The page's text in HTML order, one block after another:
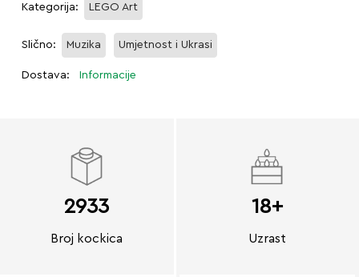
Kategorija: LEGO Art
Slično: Muzika Umjetnost i Ukrasi
Dostava: Informacije
2933
Broj kockica
18+
Uzrast